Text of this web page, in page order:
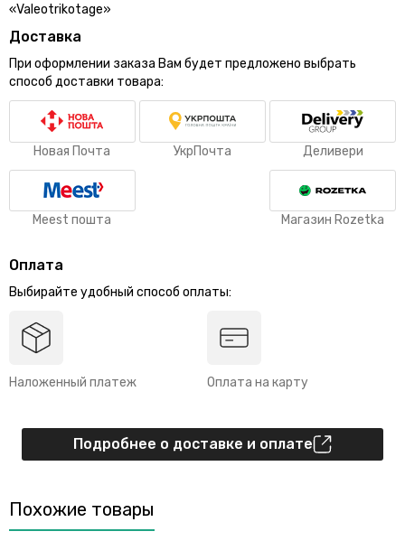
«Valeotrikotage»
Доставка
При оформлении заказа Вам будет предложено выбрать
способ доставки товара:
Новая Почта УкрПочта Деливери
Meest пошта Магазин Rozetka
Оплата
Выбирайте удобный способ оплаты:
Наложенный платеж Оплата на карту
Подробнее о доставке и оплате
Похожие товары